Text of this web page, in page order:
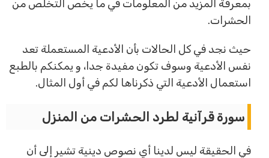
بمعرفة المزيد من المعلومات في ما يخص التخلص من
الحشرات.
حيث نجد في كل الحالات بأن الأدعية المستعملة تعد
نفس الأدعية وسوف تكون مفيدة جدا، و يمكنكم بالطبع
استعمال الأدعية التي ذكرناها لكم في أول المثال.
سورة قرآنية لطرد الحشرات من المنزل
في الحقيقة ليس لدينا أي نصوص دينية تشير إلى أن